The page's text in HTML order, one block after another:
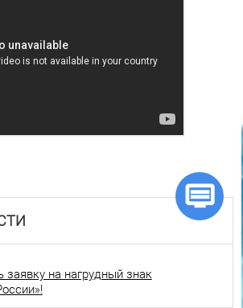
заявку на нагрудный знак